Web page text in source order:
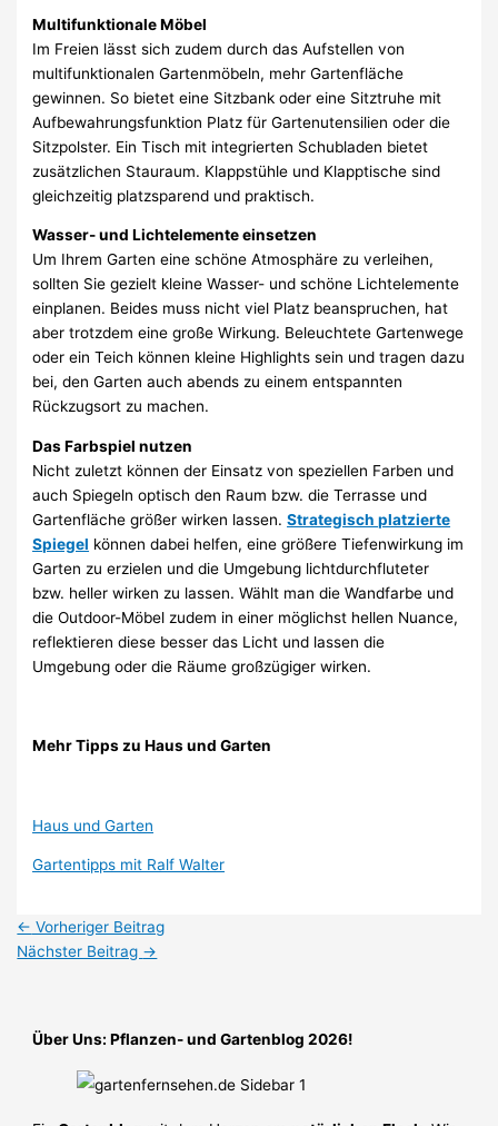
Multifunktionale Möbel
Im Freien lässt sich zudem durch das Aufstellen von
multifunktionalen Gartenmöbeln, mehr Gartenfläche
gewinnen. So bietet eine Sitzbank oder eine Sitztruhe mit
Aufbewahrungsfunktion Platz für Gartenutensilien oder die
Sitzpolster. Ein Tisch mit integrierten Schubladen bietet
zusätzlichen Stauraum. Klappstühle und Klapptische sind
gleichzeitig platzsparend und praktisch.
Wasser- und Lichtelemente einsetzen
Um Ihrem Garten eine schöne Atmosphäre zu verleihen,
sollten Sie gezielt kleine Wasser- und schöne Lichtelemente
einplanen. Beides muss nicht viel Platz beanspruchen, hat
aber trotzdem eine große Wirkung. Beleuchtete Gartenwege
oder ein Teich können kleine Highlights sein und tragen dazu
bei, den Garten auch abends zu einem entspannten
Rückzugsort zu machen.
Das Farbspiel nutzen
Nicht zuletzt können der Einsatz von speziellen Farben und
auch Spiegeln optisch den Raum bzw. die Terrasse und
Gartenfläche größer wirken lassen.Strategisch platzierte
Spiegel können dabei helfen, eine größere Tiefenwirkung im
Garten zu erzielen und die Umgebung lichtdurchfluteter
bzw. heller wirken zu lassen. Wählt man die Wandfarbe und
die Outdoor-Möbel zudem in einer möglichst hellen Nuance,
reflektieren diese besser das Licht und lassen die
Umgebung oder die Räume großzügiger wirken.
Mehr Tipps zu Haus und Garten
Haus und Garten
Gartentipps mit Ralf Walter
← Vorheriger Beitrag
Nächster Beitrag →
Über Uns: Pflanzen- und Gartenblog 2026!